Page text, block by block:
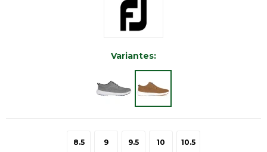
Variantes:
8.5 9 9.5 10 10.5